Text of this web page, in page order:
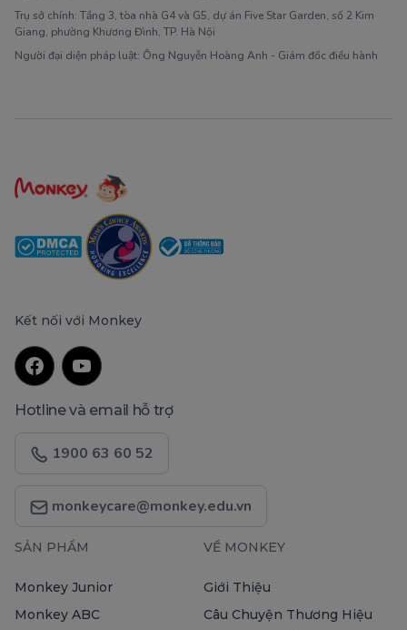
Trụ sở chính: Tầng 3, tòa nhà G4 và G5, dự án Five Star Garden, số 2 Kim
Giang, phường Khương Đình, TP. Hà Nội
Người đại diện pháp luật: Ông Nguyễn Hoàng Anh - Giám đốc điều hành
Kết nối với Monkey
Hotline và email hỗ trợ
1900 63 60 52
monkeycare@monkey.edu.vn
SẢN PHẨM
Monkey Junior
Monkey ABC
VỀ MONKEY
Giới Thiệu
Câu Chuyện Thương Hiệu